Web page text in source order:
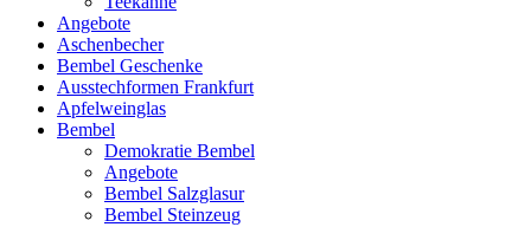
Angebote
Aschenbecher
Bembel Geschenke
Ausstechformen Frankfurt
Apfelweinglas
Bembel
Demokratie Bembel
Angebote
Bembel Salzglasur
Bembel Steinzeug